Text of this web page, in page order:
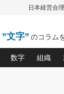
日本経営合
”文字” のコラム
数字 組織